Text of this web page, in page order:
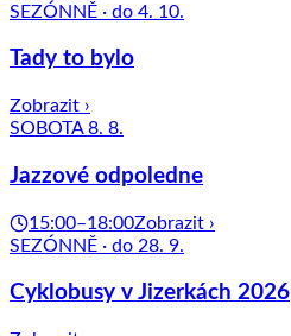
SEZÓNNĚ · do 4. 10.
Tady to bylo
Zobrazit ›
SOBOTA 8. 8.
Jazzové odpoledne
15:00–18:00Zobrazit ›
SEZÓNNĚ · do 28. 9.
Cyklobusy v Jizerkách 2026